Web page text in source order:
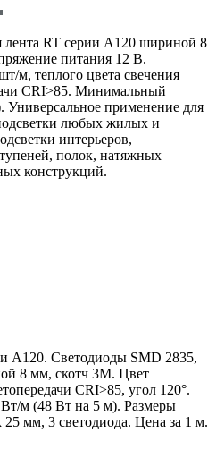
лента RT серии A120 шириной 8
питания 12 В.
м, теплого цвета свечения
CRI>85. Минимальный
Универсальное применение для
любых жилых и
интерьеров,
полок, натяжных
конструкций.
A120. Светодиоды SMD 2835,
8 мм, скотч 3M. Цвет
CRI>85, угол 120°.
м (48 Вт на 5 м). Размеры
мм, 3 светодиода. Цена за 1 м.